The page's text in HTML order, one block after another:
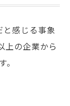
と感じる事象
上の企業から
。